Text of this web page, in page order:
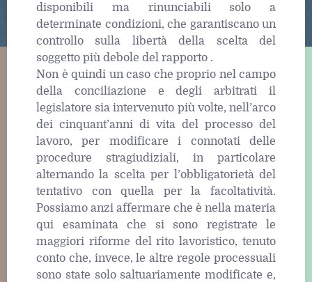
disponibili ma rinunciabili solo a
determinate condizioni, che garantiscano un
controllo sulla libertà della scelta del
soggetto più debole del rapporto .
Non è quindi un caso che proprio nel campo
della conciliazione e degli arbitrati il
legislatore sia intervenuto più volte, nell’arco
dei cinquant’anni di vita del processo del
lavoro, per modificare i connotati delle
procedure stragiudiziali, in particolare
alternando la scelta per l’obbligatorietà del
tentativo con quella per la facoltatività.
Possiamo anzi affermare che è nella materia
qui esaminata che si sono registrate le
maggiori riforme del rito lavoristico, tenuto
conto che, invece, le altre regole processuali
sono state solo saltuariamente modificate e,